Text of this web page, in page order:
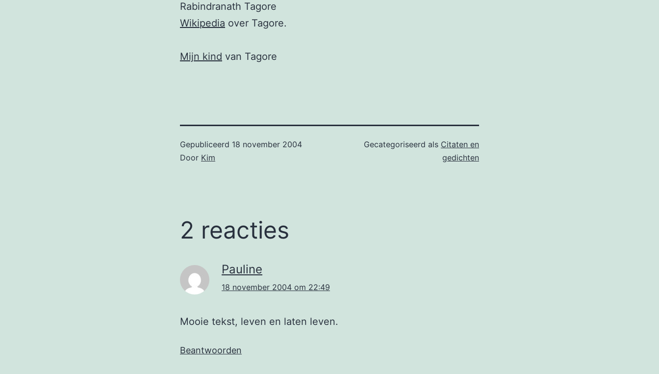
Rabindranath Tagore
Wikipedia over Tagore.
Mijn kind van Tagore
Gepubliceerd 18 november 2004
Door Kim
Gecategoriseerd als Citaten en
gedichten
2 reacties
Pauline
18 november 2004 om 22:49
Mooie tekst, leven en laten leven.
Beantwoorden